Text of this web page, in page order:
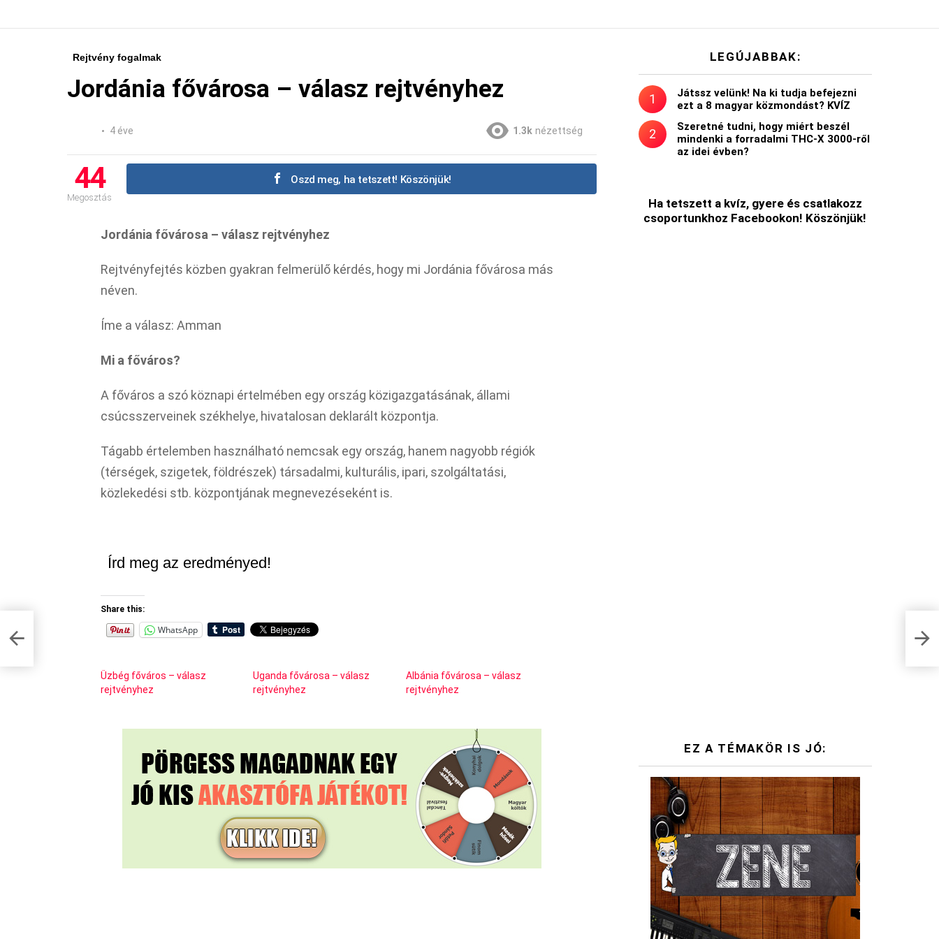
Rejtvény fogalmak
Jordánia fővárosa – válasz rejtvényhez
4 éve 1.3k nézettség
44
Megosztás
Oszd meg, ha tetszett! Köszönjük!
Jordánia fővárosa – válasz rejtvényhez
Rejtvényfejtés közben gyakran felmerülő kérdés, hogy mi Jordánia fővárosa más
néven.
Íme a válasz: Amman
Mi a főváros?
A főváros a szó köznapi értelmében egy ország közigazgatásának, állami
csúcsszerveinek székhelye, hivatalosan deklarált központja.
Tágabb értelemben használható nemcsak egy ország, hanem nagyobb régiók
(térségek, szigetek, földrészek) társadalmi, kulturális, ipari, szolgáltatási,
közlekedési stb. központjának megnevezéseként is.
Írd meg az eredményed!
Share this:
WhatsApp
Üzbég főváros – válasz
rejtvényhez
Uganda fővárosa – válasz
rejtvényhez
Albánia fővárosa – válasz
rejtvényhez
LEGÚJABBAK:
Játssz velünk! Na ki tudja befejezni
ezt a 8 magyar közmondást? KVÍZ
Szeretné tudni, hogy miért beszél
mindenki a forradalmi THC-X 3000-ről
az idei évben?
Ha tetszett a kvíz, gyere és csatlakozz
csoportunkhoz Facebookon! Köszönjük!
EZ A TÉMAKÖR IS JÓ: